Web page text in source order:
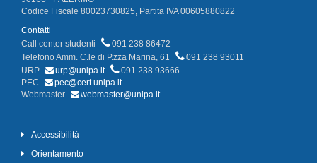
Codice Fiscale 80023730825, Partita IVA 00605880822
Contatti
Call center studenti
091 238 86472
Telefono Amm. C.le di P.zza Marina, 61
091 238 93011
URP
urp@unipa.it
091 238 93666
PEC
pec@cert.unipa.it
Webmaster
webmaster@unipa.it
Accessibilità
Orientamento